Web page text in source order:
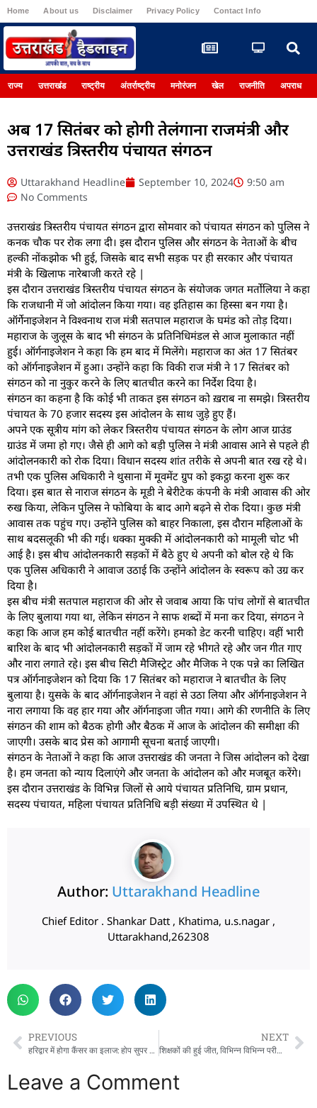
Home About us Disclaimer Privacy Policy Contact Info
राज्य उत्तराखंड राष्ट्रीय अंतर्राष्ट्रीय मनोरंजन खेल राजनीति अपराध
अब 17 सितंबर को होगी तेलंगाना राजमंत्री और
उत्तराखंड त्रिस्तरीय पंचायत संगठन
Uttarakhand Headline September 10, 2024
9:50 am
No Comments
उत्तराखंड त्रिस्तरीय पंचायत संगठन द्वारा सोमवार को पंचायत संगठन को पुलिस ने
कनक चौक पर रोक लगा दी। इस दौरान पुलिस और संगठन के नेताओं के बीच
हल्की नोंकझोक भी हुई, जिसके बाद सभी सड़क पर ही सरकार और पंचायत
मंत्री के खिलाफ नारेबाजी करते रहे |
इस दौरान उत्तराखंड त्रिस्तरीय पंचायत संगठन के संयोजक जगत मर्तोलिया ने कहा
कि राजधानी में जो आंदोलन किया गया। वह इतिहास का हिस्सा बन गया है।
ऑर्गेनाइजेशन ने विश्वनाथ राज मंत्री सतपाल महाराज के घमंड को तोड़ दिया।
महाराज के जुलूस के बाद भी संगठन के प्रतिनिधिमंडल से आज मुलाकात नहीं
हुई। ऑर्गनाइजेशन ने कहा कि हम बाद में मिलेंगे। महाराज का अंत 17 सितंबर
को ऑर्गनाइजेशन में हुआ। उन्होंने कहा कि विकी राज मंत्री ने 17 सितंबर को
संगठन को ना नुकुर करने के लिए बातचीत करने का निर्देश दिया है।
संगठन का कहना है कि कोई भी ताकत इस संगठन को ख़राब ना समझे। त्रिस्तरीय
पंचायत के 70 हजार सदस्य इस आंदोलन के साथ जुड़े हुए हैं।
अपने एक सूत्रीय मांग को लेकर त्रिस्तरीय पंचायत संगठन के लोग आज ग्राउंड
ग्राउंड में जमा हो गए। जैसे ही आगे को बड़ी पुलिस ने मंत्री आवास आने से पहले ही
आंदोलनकारी को रोक दिया। विधान सदस्य शांत तरीके से अपनी बात रख रहे थे।
तभी एक पुलिस अधिकारी ने थुसाना में मूवमेंट ग्रुप को इकट्ठा करना शुरू कर
दिया। इस बात से नाराज संगठन के मूडी ने बेरीटेक कंपनी के मंत्री आवास की ओर
रुख किया, लेकिन पुलिस ने फोबिया के बाद आगे बढ़ने से रोक दिया। कुछ मंत्री
आवास तक पहुंच गए। उन्होंने पुलिस को बाहर निकाला, इस दौरान महिलाओं के
साथ बदसलूकी भी की गई। धक्का मुक्की में आंदोलनकारी को मामूली चोट भी
आई है। इस बीच आंदोलनकारी सड़कों में बैठे हुए थे अपनी को बोल रहे थे कि
एक पुलिस अधिकारी ने आवाज उठाई कि उन्होंने आंदोलन के स्वरूप को उग्र कर
दिया है।
इस बीच मंत्री सतपाल महाराज की ओर से जवाब आया कि पांच लोगों से बातचीत
के लिए बुलाया गया था, लेकिन संगठन ने साफ शब्दों में मना कर दिया, संगठन ने
कहा कि आज हम कोई बातचीत नहीं करेंगे। हमको डेट करनी चाहिए। वहीं भारी
बारिश के बाद भी आंदोलनकारी सड़कों में जाम रहे भीगते रहे और जन गीत गाए
और नारा लगाते रहे। इस बीच सिटी मैजिस्ट्रेट और मैजिक ने एक पन्ने का लिखित
पत्र ऑर्गनाइजेशन को दिया कि 17 सितंबर को महाराज ने बातचीत के लिए
बुलाया है। युसके के बाद ऑर्गनाइजेशन ने वहां से उठा लिया और ऑर्गनाइजेशन ने
नारा लगाया कि वह हार गया और ऑर्गनाइजा जीत गया। आगे की रणनीति के लिए
संगठन की शाम को बैठक होगी और बैठक में आज के आंदोलन की समीक्षा की
जाएगी। उसके बाद प्रेस को आगामी सूचना बताई जाएगी।
संगठन के नेताओं ने कहा कि आज उत्तराखंड की जनता ने जिस आंदोलन को देखा
है। हम जनता को न्याय दिलाएंगे और जनता के आंदोलन को और मजबूत करेंगे।
इस दौरान उत्तराखंड के विभिन्न जिलों से आये पंचायत प्रतिनिधि, ग्राम प्रधान,
सदस्य पंचायत, महिला पंचायत प्रतिनिधि बड़ी संख्या में उपस्थित थे |
Author: Uttarakhand Headline
Chief Editor . Shankar Datt , Khatima, u.s.nagar ,
Uttarakhand,262308
PREVIOUS
हरिद्वार में होगा कैंसर का इलाज: होप सुपर स्पेशलिटी हॉस्पिटल
NEXT
शिक्षकों की हुई जीत, विभिन्न विभिन्न परीक्षाओं होंगे देखें आदेश
Leave a Comment